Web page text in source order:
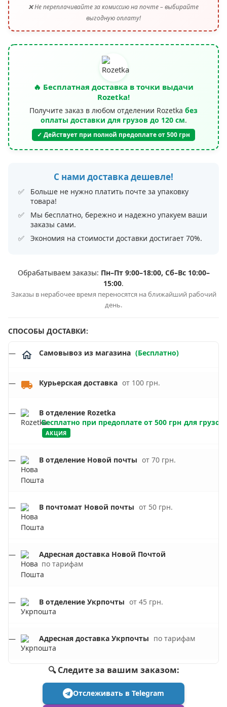
❌ Не переплачивайте за комиссию на почте – выбирайте
выгодную оплату!
🔥 Бесплатная доставка в точки выдачи
Rozetka!
Получите заказ в любом отделении Rozetka без
оплаты доставки для грузов до 120 см.
✓ Действует при полной предоплате от 500 грн
С нами доставка дешевле!
Больше не нужно платить почте за упаковку
товара!
Мы бесплатно, бережно и надежно упакуем ваши
заказы сами.
Экономия на стоимости доставки достигает 70%.
Обрабатываем заказы: Пн–Пт 9:00–18:00, Сб–Вс 10:00–
15:00.
Заказы в нерабочее время переносятся на ближайший рабочий
день.
СПОСОБЫ ДОСТАВКИ:
Самовывоз из магазина (Бесплатно)
Курьерская доставка от 100 грн.
В отделение Rozetka
Бесплатно при предоплате от 500 грн для
АКЦИЯ
В отделение Новой почты от 70 грн.
В почтомат Новой почты от 50 грн.
Адресная доставка Новой Почтой
по тарифам
В отделение Укрпочты от 45 грн.
Адресная доставка Укрпочты по тарифам
🔍 Следите за вашим заказом:
Отслеживать в Telegram